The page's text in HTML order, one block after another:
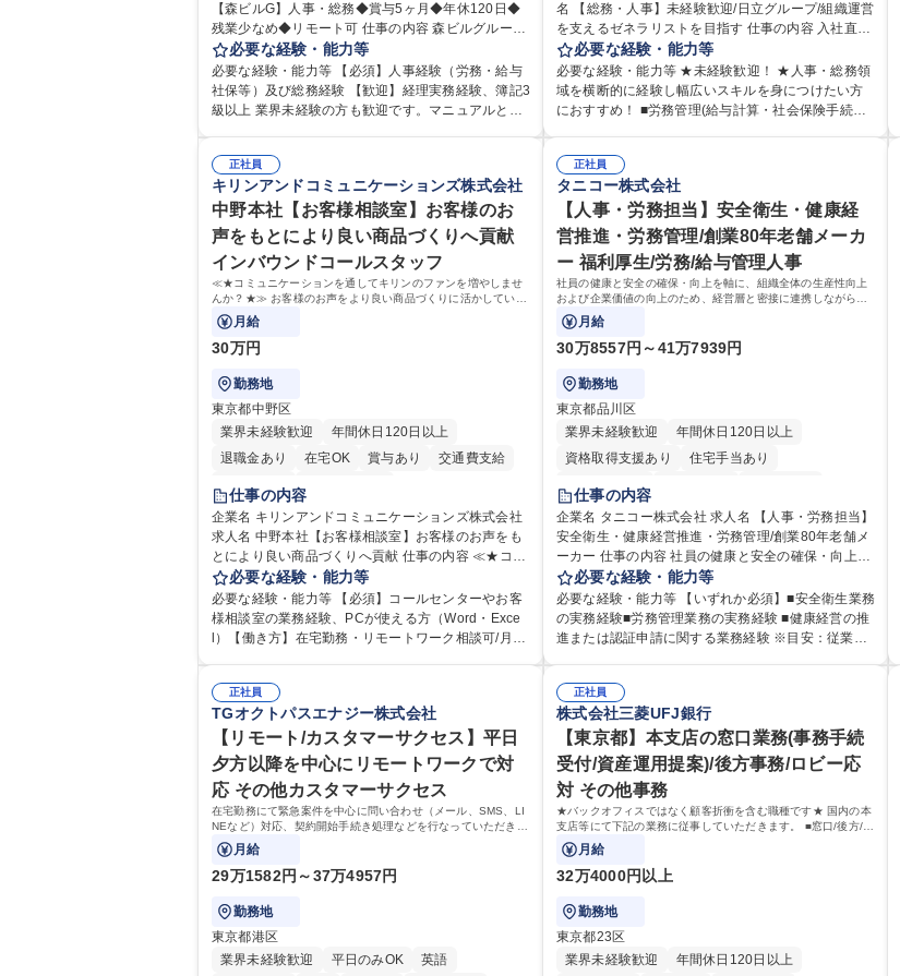
完全週休2日制
交通費支給
長期歓迎
駅近5分以内
土日祝休み
【森ビルG】人事・総務◆賞与5ヶ月◆年休120日◆
残業少なめ◆リモート可 仕事の内容 森ビルグループ
の安定した環境で、バックオフィスから会社を支え
る人事・総務をお任せします。 労務と総務の業務を
バランスよく担当し、ゆくゆくは制度改定などのコ
ア業務にも挑戦できる、やりがいある環境です。 ■勤
制度改定などのコア業務 ■社内イベントの企画運営や
その他総務業務全般 ※労務と総務を1：1の割合でお
任せ。 入社後は部内のOJTを中心に、あなたの経験
に合わせて不足している部分はいつでも質問・相談
できる環境が整っているため、安心して成長できま
す。 募集職種 【森ビルG】人事・総務◆賞与5ヶ月
◆年休120日◆残業少なめ◆リモート可
必要な経験・能力等
必要な経験・能力等 【必須】人事経験（労務・給与
社保等）及び総務経験 【歓迎】経理実務経験、簿記3
級以上 業界未経験の方も歓迎です。マニュアルと部
労務から総務まで幅広く携われます。定型業務に留
まらず、社内規定や人事制度の改定など会社のコア
業務に挑戦できるため、自身の成長と組織への貢献
度をダイレクトに実感できます。 残業少なめ、週1日
リモート可など、ワークライフバランスを保ち長期
活躍できる環境です。 「これまでの幅広い経験を活
かし、長期的なキャリアを築きたい」という前向き
な意欲と挑戦を全力で応援します。 学歴・資格 学
歴：大学院 大学 高専 短大 専修学校 高校 語学力： 資
格：日商簿記検定1級 日商簿記検定2級 日商簿記検定
在宅OK
賞与あり 育休あり
完全週休2日制
交通費支給
土日祝休み 寮・社宅あり
名 【総務・人事】未経験歓迎/日立グループ/組織運営
を支えるゼネラリストを目指す 仕事の内容 入社直後
は労務（労務管理・給与計算・安全衛生・福利厚生
等）からお任せいたします。将来は総務・採用・教
育業務へ守備範囲を広げ、組織運営を支えるゼネラ
リストをめざせます。 ・初期業務：労働時間管理、
て、休職者管理など、幅広く経験を積んでいただき
ます。 ・将来的な広がり：総務・採用・教育・税務
対応・経営企画等。 ★メンバーがマンツーマンで丁
寧に教えるため、ご経験が浅くても安心！幅広く経
験を積みたい意欲がある方に最適な環境です。 募集
職種 【総務・人事】未経験歓迎/日立グループ/組織運
営を支えるゼネラリストを目指す
必要な経験・能力等
必要な経験・能力等 ★未経験歓迎！ ★人事・総務領
域を横断的に経験し幅広いスキルを身につけたい方
におすすめ！ ■労務管理(給与計算・社会保険手続
ームで仕事を推進できる方■将来はマネジメント職と
して活躍したい 【尚可】■人事、労務、採用、教育業
務のご経験 ■労務管理（給与計算・社会保険手続き・
勤怠管理など）の経験 ■衛生管理者の資格をお持ちの
方 学歴・資格 学歴：大学院 大学 高専 短大 専修学校
高校 語学力： 資格：
正社員
キリンアンドコミュニケーションズ株式会社
中野本社【お客様相談室】お客様のお
声をもとにより良い商品づくりへ貢献
インバウンドコールスタッフ
≪★コミュニケーションを通してキリンのファンを増やしませ
んか？★≫ お客様のお声をより良い商品づくりに活かしていく
上で、窓口となるお客様相談室でのお仕事です。
月給
30万円
勤務地
東京都中野区
業界未経験歓迎
年間休日120日以上
退職金あり
在宅OK 賞与あり
交通費支給
土日祝休み
仕事の内容
企業名 キリンアンドコミュニケーションズ株式会社
求人名 中野本社【お客様相談室】お客様のお声をも
とにより良い商品づくりへ貢献 仕事の内容 ≪★コミ
ュニケーションを通してキリンのファンを増やしま
せんか？★≫ お客様のお声をより良い商品づくりに
活かしていく上で、窓口となるお客様相談室でのお
仕事です。 日々お客様からいただくキリングループ
るとともにグループ内活動に反映しています。 【具
体的には】電話応対、メール、お手紙対応、ご指摘
品調査報告書作成、有人チャットボット対応など。
【1日の対応件数】■電話：月間一人当たり平均100
件前後■メール・手紙：同上40件前後 募集職種 中野
本社【お客様相談室】お客様のお声をもとにより良
い商品づくりへ貢献
必要な経験・能力等
必要な経験・能力等 【必須】コールセンターやお客
様相談室の業務経験、PCが使える方（Word・Exce
l）【働き方】在宅勤務・リモートワーク相談可/月平
た段階でメール・手紙のOJTを実施する予定です。独
り立ち以降もしっかりフォローする体制を整えてい
ますのでご安心ください。 【当社について】キリン
グループの広報機能を担う会社として、お客様との
出会いを大切にし、磨き上げたホスピタリティを込
めてコミュニケーションをとりながら広報関連業務
を行っております。 学歴・資格 学歴：大学院 大学
高専 短大 専修学校 高校 語学力： 資格：
正社員
タニコー株式会社
【人事・労務担当】安全衛生・健康経
営推進・労務管理/創業80年老舗メーカ
ー 福利厚生/労務/給与管理人事
社員の健康と安全の確保・向上を軸に、組織全体の生産性向上
および企業価値の向上のため、経営層と密接に連携しながら、
定型業務にとどまらず、制度設計や施策立案などの上流工程か
ら関与していただきます。
月給
30万8557円～41万7939円
勤務地
東京都品川区
業界未経験歓迎
年間休日120日以上
資格取得支援あり
住宅手当あり
時短勤務あり
賞与あり
完全週休2日制
交通費支給
駅近5分以内
土日祝休み 寮・社宅あり
仕事の内容
企業名 タニコー株式会社 求人名 【人事・労務担当】
安全衛生・健康経営推進・労務管理/創業80年老舗メ
ーカー 仕事の内容 社員の健康と安全の確保・向上を
軸に、組織全体の生産性向上および企業価値の向上
のため、経営層と密接に連携しながら、定型業務に
とどまらず、制度設計や施策立案などの上流工程か
ら関与していただきます。 【主な業務内容】■安全衛
推進■労務管理（労働時間の分析、労働環境の改善）
■規程改定、制度設計、業務改善の推進■労働基準監
督署対応、団体交渉対応 など 【採用背景】現在組織
変革期の為、労務領域から組織力を底上げすべく、
ともにご活躍いただける方の増員募集となります。
募集職種 【人事・労務担当】安全衛生・健康経営推
進・労務管理/創業80年老舗メーカー
必要な経験・能力等
必要な経験・能力等 【いずれか必須】■安全衛生業務
の実務経験■労務管理業務の実務経験 ■健康経営の推
進または認証申請に関する業務経験 ※目安：従業員
ョンを図れる方■労務課題に対し、迅速かつ的確に対
応できる問題解決力をお持ちの方■チームおよび他部
門と連携しながら業務を推進できる方■Excelや労務
管理システムの実務使用経験をお持ちの方 学歴・資
格 学歴：大学院 大学 高専 短大 専修学校 高校 語学
力： 資格：
正社員
TGオクトパスエナジー株式会社
【リモート/カスタマーサクセス】平日
夕方以降を中心にリモートワークで対
応 その他カスタマーサクセス
在宅勤務にて緊急案件を中心に問い合わせ（メール、SMS、LI
NEなど）対応、契約開始手続き処理などを行なっていただきま
す。カスタマーサクセス（Digiops：デジオプス）と運用構築の
業務となります。
月給
29万1582円～37万4957円
勤務地
東京都港区
業界未経験歓迎
平日のみOK 英語
正社員
株式会社三菱UFJ銀行
【東京都】本支店の窓口業務(事務手続
受付/資産運用提案)/後方事務/ロビー応
対 その他事務
★バックオフィスではなく顧客折衝を含む職種です★ 国内の本
支店等にて下記の業務に従事していただきます。 ■窓口/後方/ロ
ビーにて事務手続等の受付・オペレーション、お客様対応
月給
32万4000円以上
勤務地
東京都23区
業界未経験歓迎
年間休日120日以上